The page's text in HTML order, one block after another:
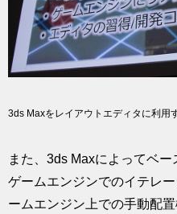
3ds Maxをレイアウトエディタに利用
また、3ds Maxによってベー
ゲームエンジンでのイテレ
ームエンジン上での手動配